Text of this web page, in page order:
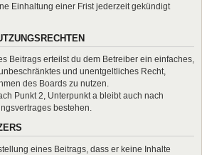
Einhaltung einer Frist jederzeit gekündigt
Beitrags erteilst du dem Betreiber ein einfaches,
und unentgeltliches Recht,
des Boards zu nutzen.
Punkt 2, Unterpunkt a bleibt auch nach
bestehen.
eines Beitrags, dass er keine Inhalte